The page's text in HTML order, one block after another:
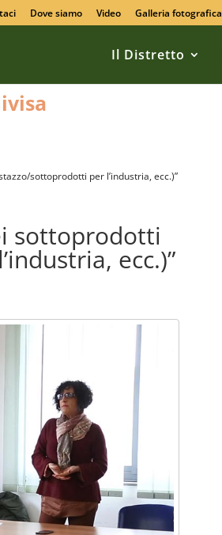
Dove siamo Video Galleria fotografica
Il Distretto
sottoprodotti per l’industria, ecc.)”
sottoprodotti
ecc.)”